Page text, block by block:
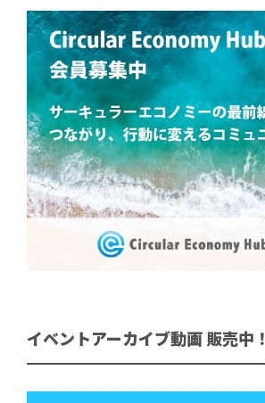
イベントアーカイブ動画 販売中！